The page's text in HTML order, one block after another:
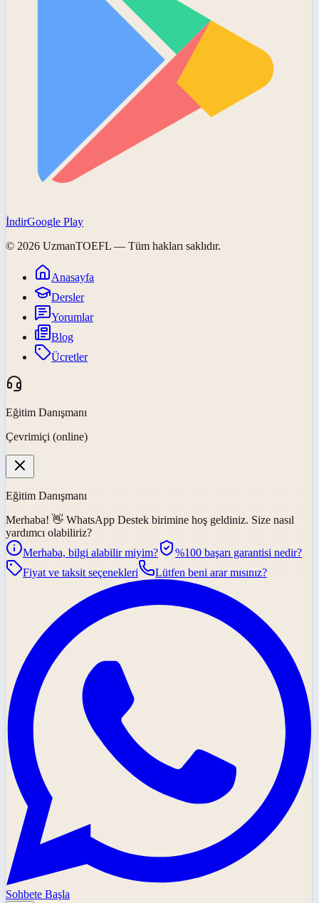
İndirGoogle Play
© 2026 UzmanTOEFL — Tüm hakları saklıdır.
Anasayfa
Dersler
Yorumlar
Blog
Ücretler
Eğitim Danışmanı
Çevrimiçi (online)
Eğitim Danışmanı
Merhaba! 👋 WhatsApp Destek birimine hoş geldiniz. Size nasıl
yardımcı olabiliriz?
Merhaba, bilgi alabilir miyim?
%100 başarı garantisi nedir?
Fiyat ve taksit seçenekleri
Lütfen beni arar mısınız?
Sohbete Başla